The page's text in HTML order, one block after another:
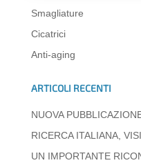
Smagliature
Cicatrici
Anti-aging
ARTICOLI RECENTI
NUOVA
RICERCA ITALIANA,
UN IMPORTANTE